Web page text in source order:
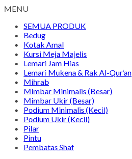
MENU
SEMUA PRODUK
Bedug
Kotak Amal
Kursi Meja Majelis
Lemari Jam Hias
Lemari Mukena & Rak Al-Qur’an
Mihrab
Mimbar Minimalis (Besar)
Mimbar Ukir (Besar)
Podium Minimalis (Kecil)
Podium Ukir (Kecil)
Pilar
Pintu
Pembatas Shaf